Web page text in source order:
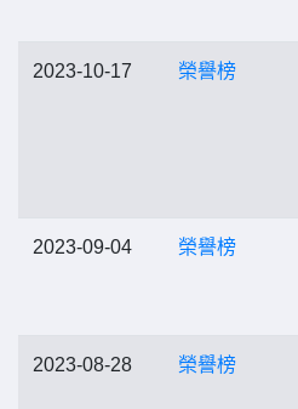
2023-10-17 榮譽榜
2023-09-04 榮譽榜
2023-08-28 榮譽榜